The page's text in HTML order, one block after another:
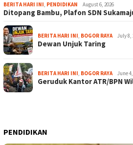
BERITA HARI INI, PENDIDIKAN August 6, 2026
Ditopang Bambu, Plafon SDN
BERITA HARI INI, BOGOR RAYA July 8,
Dewan Unjuk Taring
BERITA HARI INI, BOGOR RAYA June
Geruduk Kantor ATR/BPN
PENDIDIKAN